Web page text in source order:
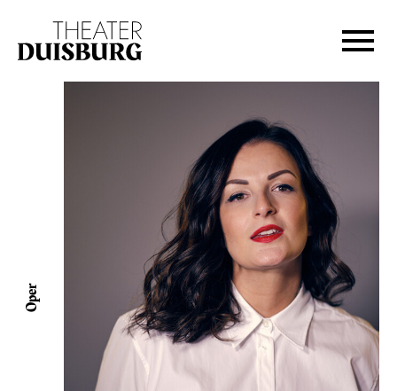
Zur Hauptnavigation springen
Zum Footer springen
Oper